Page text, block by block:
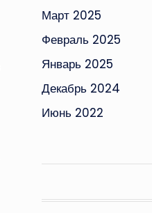
Март 2025
Февраль 2025
Январь 2025
Декабрь 2024
Июнь 2022